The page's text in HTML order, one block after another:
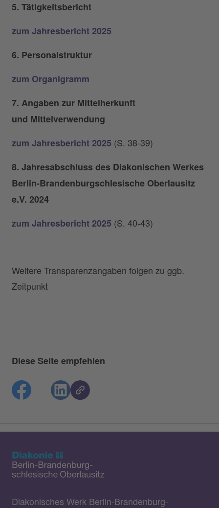
5. Tätigkeitsbericht
zum Jahresbericht 2025
6. Personalstruktur
zum Organigramm
7. Angaben zur Mittelherkunft
und Mittelverwendung
zum Jahresbericht 2025 (S. 38-39)
8. Jahresabschluss des Diakonischen Werkes
Berlin-Brandenburgschlesische Oberlausitz
e.V. 2024
zum Jahresbericht 2025 (S. 40-43)
Weitere Transparenzangaben folgen zu ggb.
Zeitpunkt
Diese Seite empfehlen
Diakonisches Werk Berlin-Brandenburg-